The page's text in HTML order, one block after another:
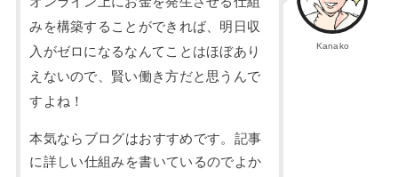
Kanako
みを構築することができれば、明日収
入がゼロになるなんてことはほぼあり
えないので、賢い働き方だと思うんで
すよね！
本気ならブログはおすすめです。記事
に詳しい仕組みを書いているのでよか